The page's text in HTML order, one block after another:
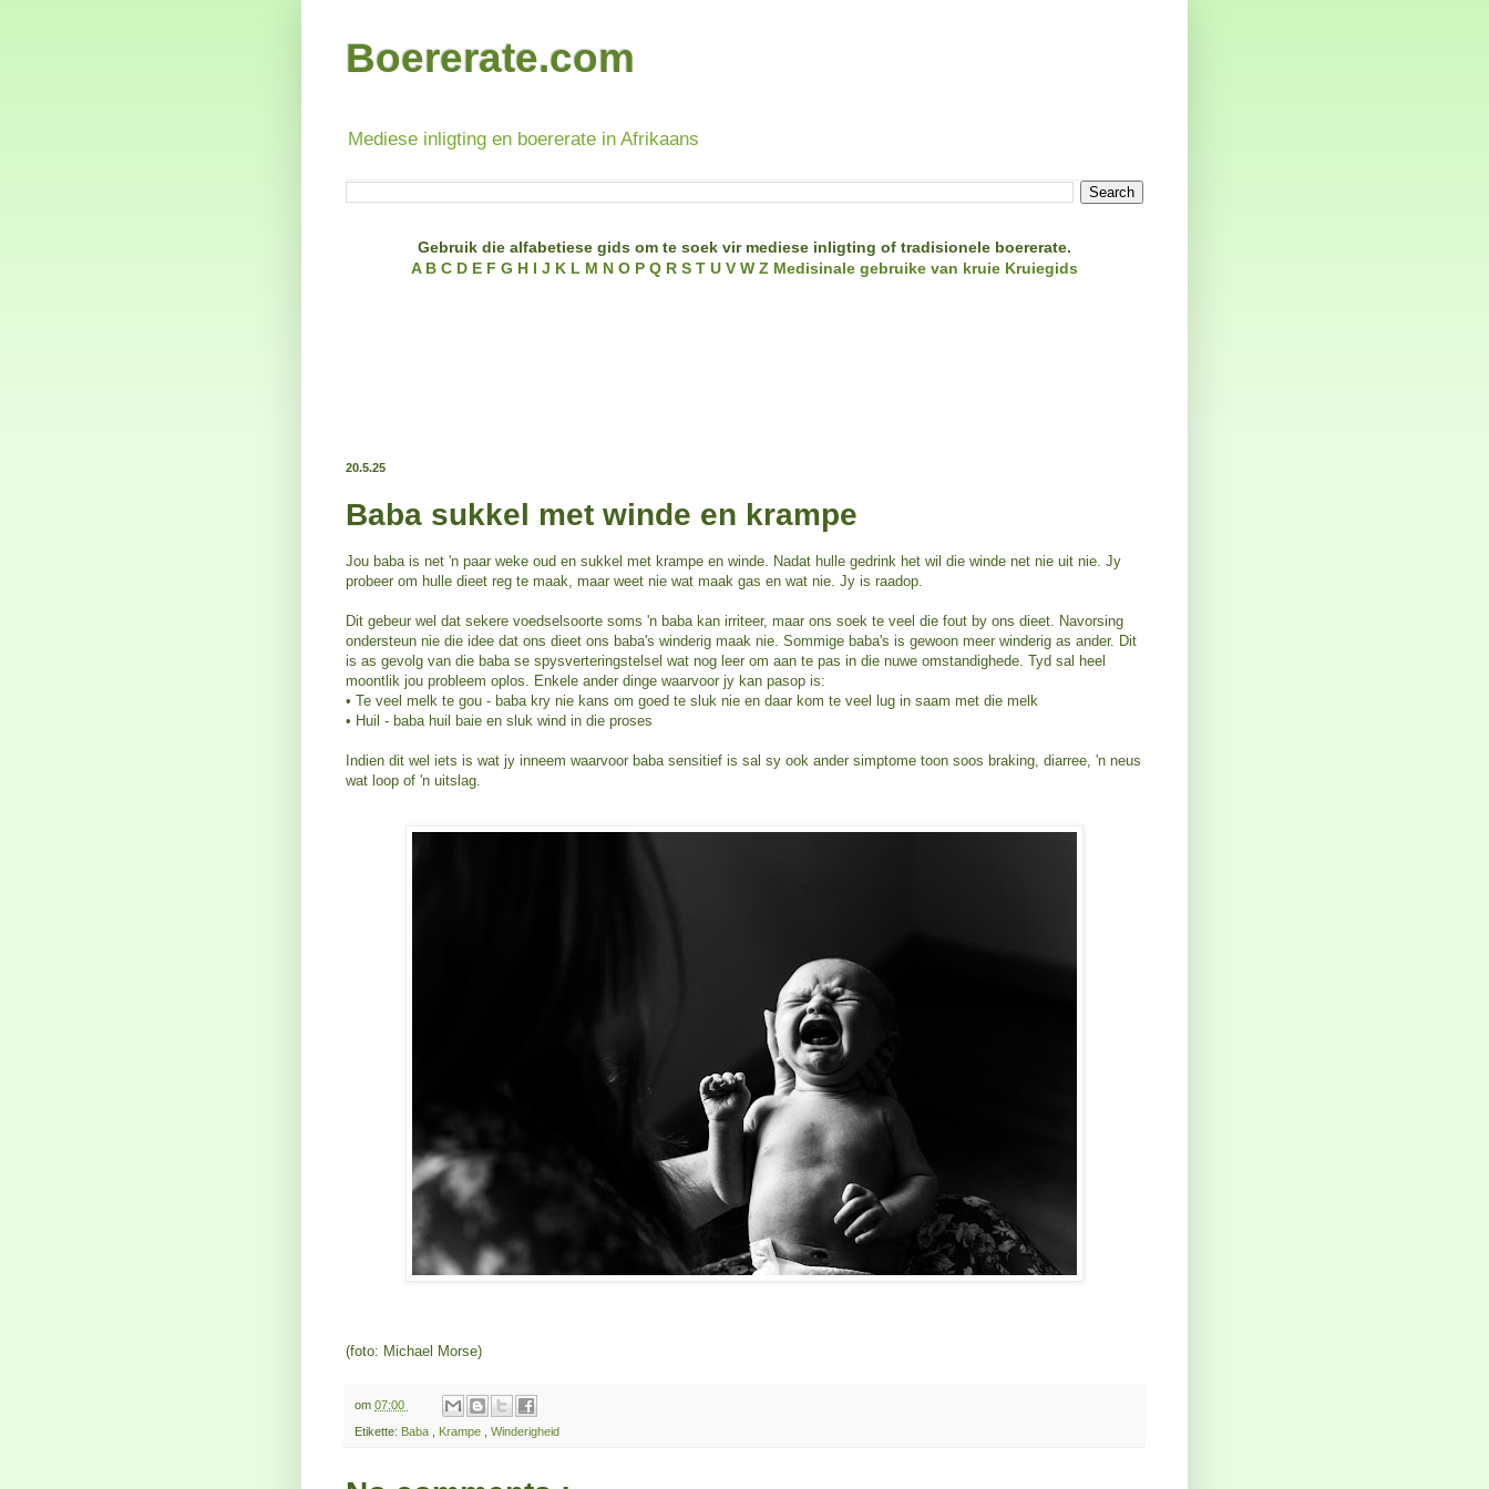
Boererate.com
Mediese inligting en boererate in Afrikaans
Gebruik die alfabetiese gids om te soek vir mediese inligting of tradisionele boererate.
A B C D E F G H I J K L M N O P Q R S T U V W Z Medisinale gebruike van kruie Kruiegids
20.5.25
Baba sukkel met winde en krampe
Jou baba is net 'n paar weke oud en sukkel met krampe en winde. Nadat hulle gedrink het wil die winde net nie uit nie. Jy
probeer om hulle dieet reg te maak, maar weet nie wat maak gas en wat nie. Jy is raadop.
Dit gebeur wel dat sekere voedselsoorte soms 'n baba kan irriteer, maar ons soek te veel die fout by ons dieet. Navorsing
ondersteun nie die idee dat ons dieet ons baba's winderig maak nie. Sommige baba's is gewoon meer winderig as ander. Dit
is as gevolg van die baba se spysverteringstelsel wat nog leer om aan te pas in die nuwe omstandighede. Tyd sal heel
moontlik jou probleem oplos. Enkele ander dinge waarvoor jy kan pasop is:
• Te veel melk te gou - baba kry nie kans om goed te sluk nie en daar kom te veel lug in saam met die melk
• Huil - baba huil baie en sluk wind in die proses
Indien dit wel iets is wat jy inneem waarvoor baba sensitief is sal sy ook ander simptome toon soos braking, diarree, 'n neus
wat loop of 'n uitslag.
(foto: Michael Morse)
om 07:00
Etikette: Baba Krampe Winderigheid